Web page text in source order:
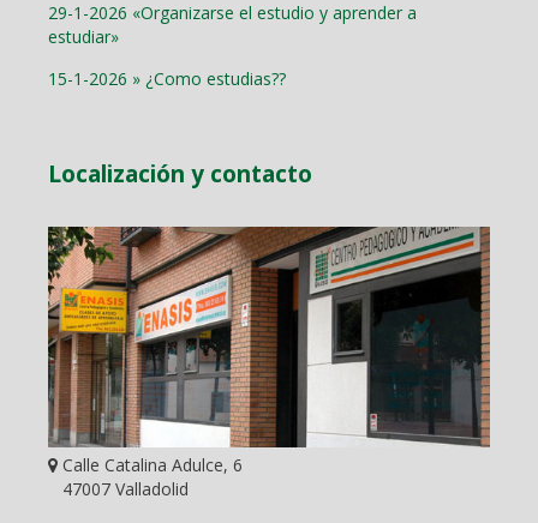
29-1-2026 «Organizarse el estudio y aprender a
estudiar»
15-1-2026 » ¿Como estudias??
Localización y contacto
Calle Catalina Adulce, 6
47007 Valladolid